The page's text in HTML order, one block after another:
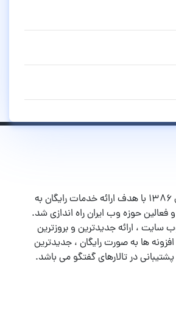
پرشین اسکریپت در سال ۱۳۸۶ با هدف ارائه خدمات رایگان به
فعالین حوزه وب ایران راه اندازی شد.
سایت ، ارائه جدیدترین و بروزترین
ها به صورت رایگان ، جدیدترین
در تالارهای گفتگو می باشد.